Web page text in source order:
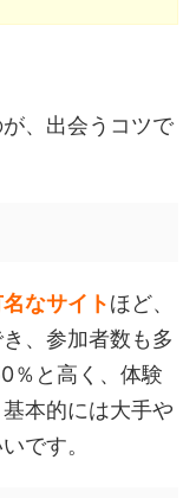
、出会うコツで
なサイトほど、
、参加者数も多
％と高く、体験
本的には大手や
です。